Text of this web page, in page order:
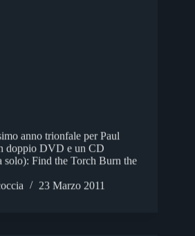
anno trionfale per Paul
doppio DVD e un CD
solo): Find the Torch Burn the
23 Marzo 2011